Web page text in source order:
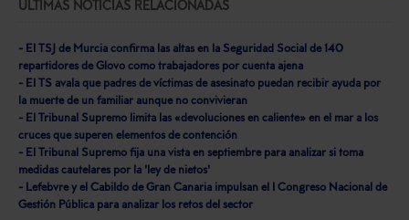
ÚLTIMAS NOTICIAS RELACIONADAS
- El TSJ de Murcia confirma las altas en la Seguridad Social de 140
repartidores de Glovo como trabajadores por cuenta ajena
- El TS avala que padres de víctimas de asesinato puedan recibir ayuda por
la muerte de un familiar aunque no convivieran
- El Tribunal Supremo limita las «devoluciones en caliente» en el mar a los
cruces que superen elementos de contención
- El Tribunal Supremo fija una vista en septiembre para analizar si toma
medidas cautelares por la 'ley de nietos'
- Lefebvre y el Cabildo de Gran Canaria impulsan el I Congreso Nacional de
Gestión Pública para analizar los retos del sector